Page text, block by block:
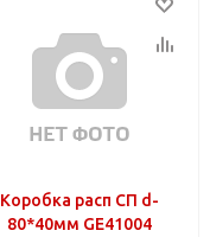
Коробка расп СП d-
80*40мм GE41004